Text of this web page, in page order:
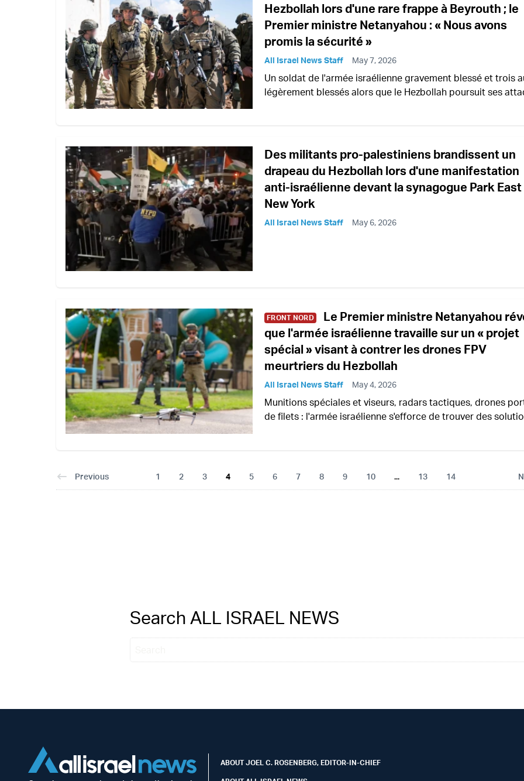
Hezbollah lors d'une rare frappe à Beyrouth ; le
Premier ministre Netanyahou : « Nous avons
promis la sécurité »
All Israel News Staff May 7, 2026
Un soldat de l'armée israélienne gravement blessé et trois
légèrement blessés alors que le Hezbollah poursuit ses
Des militants pro-palestiniens brandissent un
drapeau du Hezbollah lors d'une manifestation
anti-israélienne devant la synagogue Park East
New York
All Israel News Staff May 6, 2026
FRONT NORD
Le Premier ministre Netanyahou
que l'armée israélienne travaille sur un « projet
spécial » visant à contrer les drones FPV
meurtriers du Hezbollah
All Israel News Staff May 4, 2026
Munitions spéciales et viseurs, radars tactiques, drones
de filets : l'armée israélienne s'efforce de trouver des
Previous 1 2 3 4 5 6 7 8 9 10 ... 13 14
Search ALL ISRAEL NEWS
ABOUT JOEL C. ROSENBERG, EDITOR-IN-CHIEF